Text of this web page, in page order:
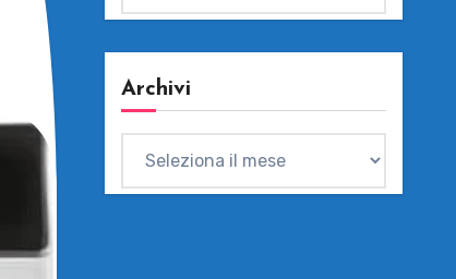
Archivi